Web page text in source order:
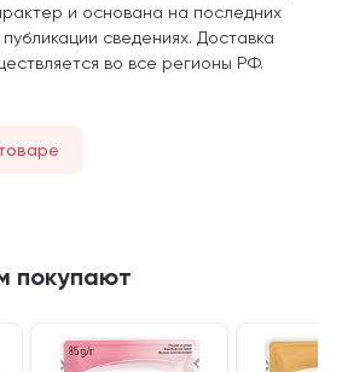
и основана на последних
сведениях. Доставка
во все регионы РФ.
покупают